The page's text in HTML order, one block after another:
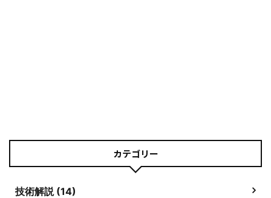
カテゴリー
技術解説 (14)